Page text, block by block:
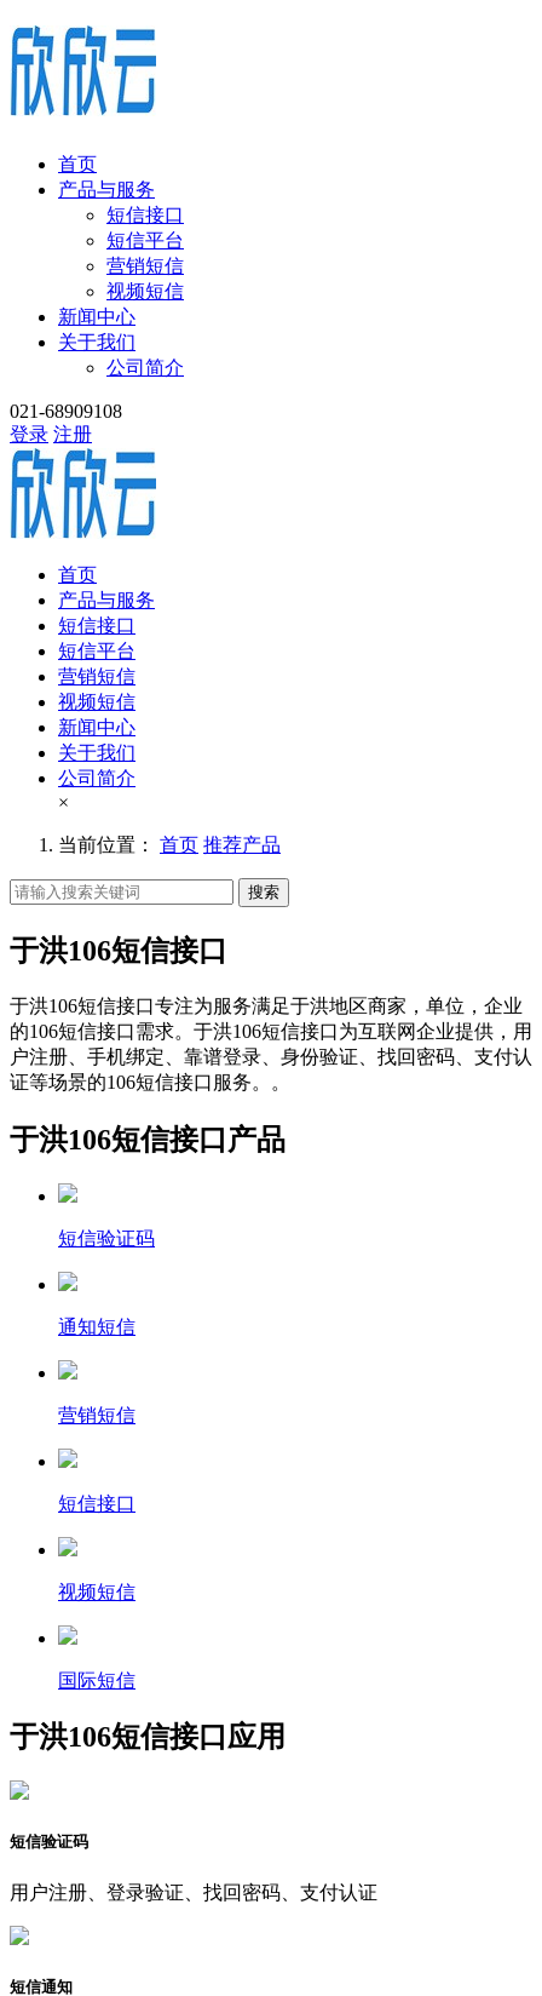
首页
产品与服务
短信接口
短信平台
营销短信
视频短信
新闻中心
关于我们
公司简介
021-68909108
登录 注册
首页
产品与服务
短信接口
短信平台
营销短信
视频短信
新闻中心
关于我们
公司简介
×
当前位置： 首页 推荐产品
搜索
于洪106短信接口
于洪106短信接口专注为服务满足于洪地区商家，单位，企业
的106短信接口需求。于洪106短信接口为互联网企业提供，用
户注册、手机绑定、靠谱登录、身份验证、找回密码、支付认
证等场景的106短信接口服务。。
于洪106短信接口产品
短信验证码
通知短信
营销短信
短信接口
视频短信
国际短信
于洪106短信接口应用
短信验证码
用户注册、登录验证、找回密码、支付认证
短信通知